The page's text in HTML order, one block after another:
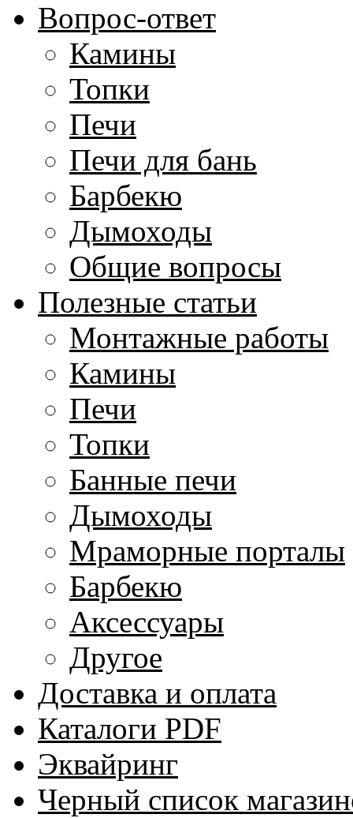
Вопрос-ответ
Камины
Топки
Печи
Печи для бань
Барбекю
Дымоходы
Общие вопросы
Полезные статьи
Монтажные работы
Камины
Печи
Топки
Банные печи
Дымоходы
Мраморные порталы
Барбекю
Аксессуары
Другое
Доставка и оплата
Каталоги PDF
Эквайринг
Черный список